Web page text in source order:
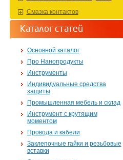
Смазка контактов
Каталог статей
Основной каталог
Про Нанопродукты
Инструменты
Индивидуальные средства
защиты
Промышленная мебель и склад
Инструмент с крутящим
моментом
Провода и кабели
Заклепочные гайки и резьбовые
вставки